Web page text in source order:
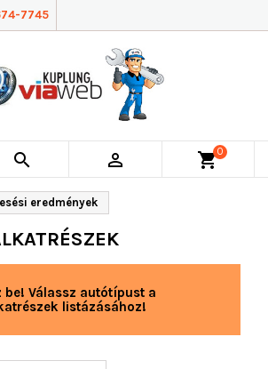
7745
  shopping_cart0
eredmények
be! Válassz autótípust a
listázásához!